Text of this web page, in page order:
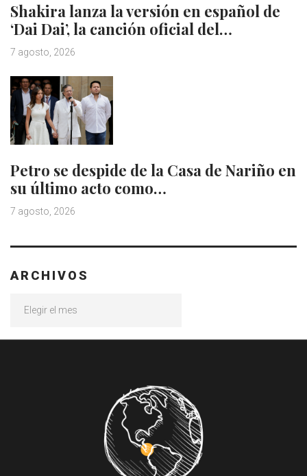
Shakira lanza la versión en español de
‘Dai Dai’, la canción oficial del…
7 agosto, 2026
Petro se despide de la Casa de Nariño en
su último acto como…
7 agosto, 2026
ARCHIVOS